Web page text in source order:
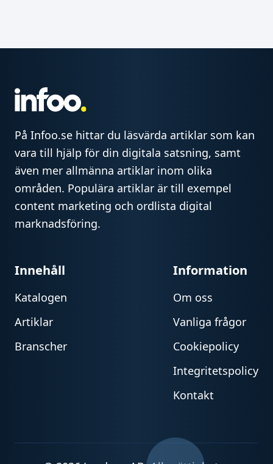
På Infoo.se hittar du läsvärda artiklar som kan
vara till hjälp för din digitala satsning, samt
även mer allmänna artiklar inom olika
områden. Populära artiklar är till exempel
content marketing och ordlista digital
marknadsföring.
Innehåll
Katalogen
Artiklar
Branscher
Information
Om oss
Vanliga frågor
Cookiepolicy
Integritetspolicy
Kontakt